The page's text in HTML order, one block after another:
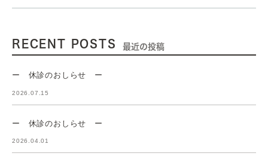
RECENT POSTS 最近の投稿
ー 休診のおしらせ ー
2026.07.15
ー 休診のおしらせ ー
2026.04.01